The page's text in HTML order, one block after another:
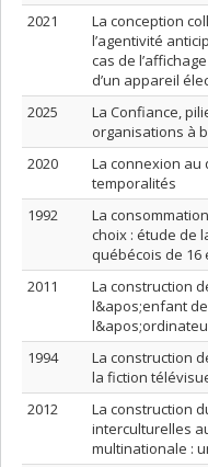
2021
La conception
l’agentivité
cas de
d’un appareil
2025
La Confiance,
organisations à
2020
La connexion
temporalités
1992
La
choix : étude de
québécois de 16
2011
La construction
l&apos;enfant
1994
La construction
la fiction
2012
La construction
interculturelles
multinationale :